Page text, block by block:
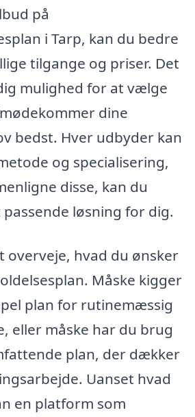
på
i Tarp, kan du bedre
tilgange og priser. Det
mulighed for at vælge
dine
bedst. Hver udbyder kan
og specialisering,
disse, kan du
løsning for dig.
overveje, hvad du ønsker
Måske kigger
plan for rutinemæssig
eller måske har du brug
plan, der dækker
Uanset hvad
en platform som